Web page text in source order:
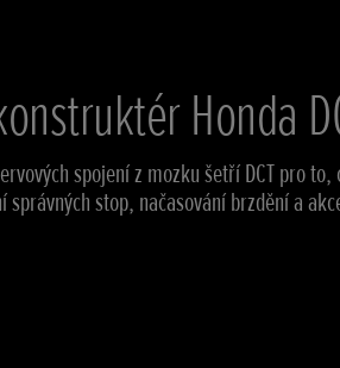
Honda
spojení z mozku šetří DCT pro to,
stop, načasování brzdění a